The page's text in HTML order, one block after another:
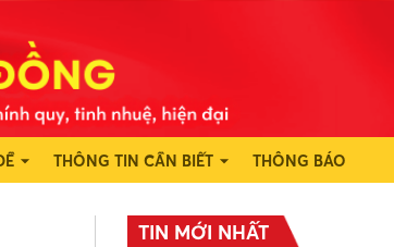
THÔNG TIN CẦN BIẾT THÔNG BÁO
TIN MỚI NHẤT